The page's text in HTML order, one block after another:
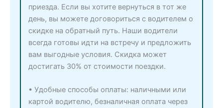
приезда. Если вы хотите вернуться в тот же
день, вы можете договориться с водителем о
скидке на обратный путь. Наши водители
всегда готовы идти на встречу и предложить
вам выгодные условия. Скидка может
достигать 30% от стоимости поездки.
• Удобные способы оплаты: наличными или
картой водителю, безналичная оплата через